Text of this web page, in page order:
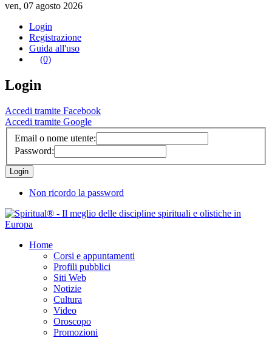
ven, 07 agosto 2026
Login
Registrazione
Guida all'uso
(0)
Login
Accedi tramite Facebook
Accedi tramite Google
Email o nome utente:
Password:
Non ricordo la password
Home
Corsi e appuntamenti
Profili pubblici
Siti Web
Notizie
Cultura
Video
Oroscopo
Promozioni